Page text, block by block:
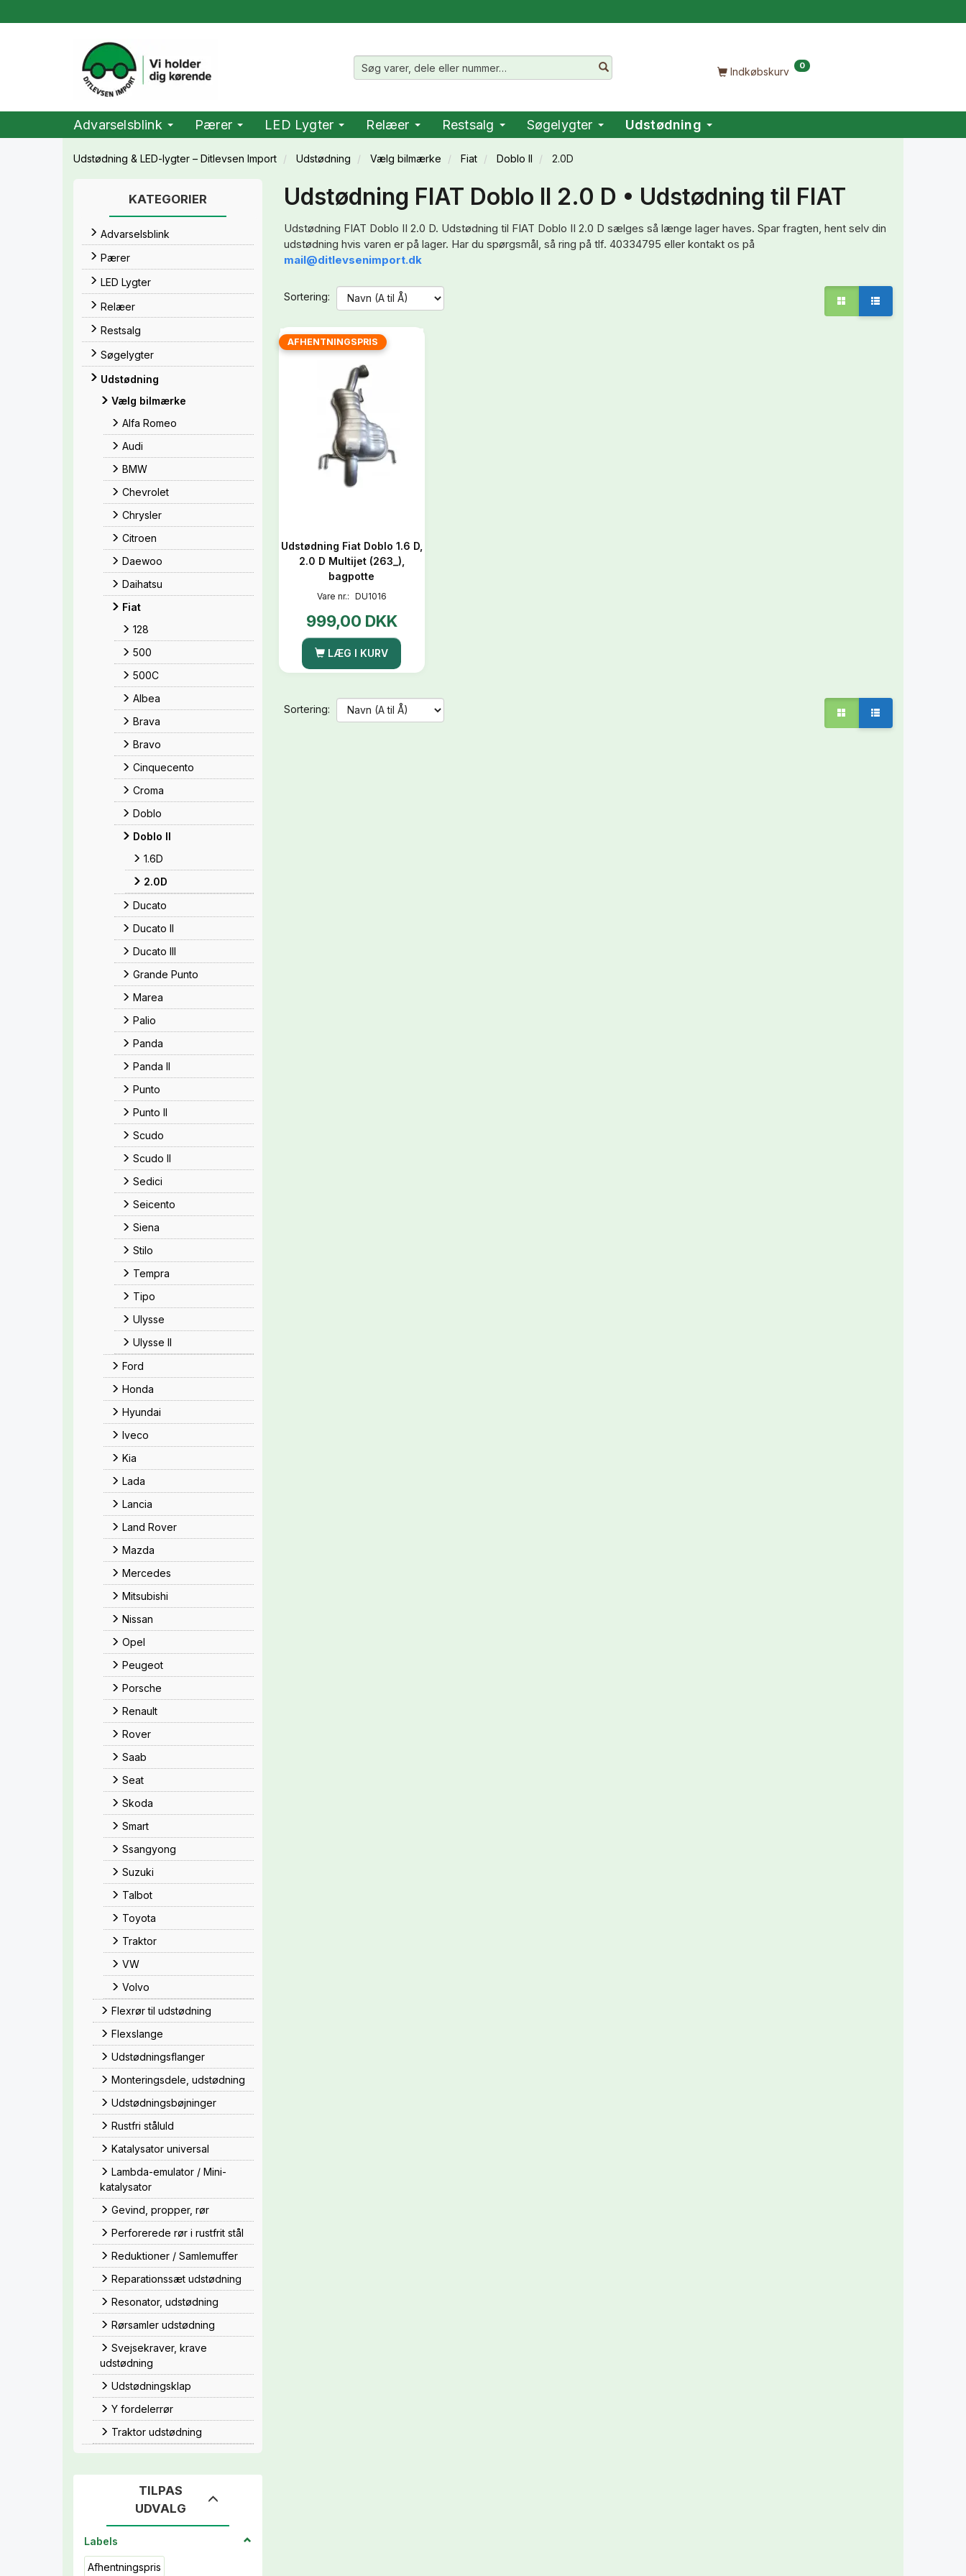
Indkøbskurv 0
Advarselsblink Pærer LED Lygter Relæer Restsalg Søgelygter Udstødning
Udstødning & LED-lygter – Ditlevsen Import Udstødning Vælg bilmærke Fiat Doblo II 2.0D
KATEGORIER
Advarselsblink
Pærer
LED Lygter
Relæer
Restsalg
Søgelygter
Udstødning
Vælg bilmærke
Alfa Romeo
Audi
BMW
Chevrolet
Chrysler
Citroen
Daewoo
Daihatsu
Fiat
128
500
500C
Albea
Brava
Bravo
Cinquecento
Croma
Doblo
Doblo II
1.6D
2.0D
Ducato
Ducato II
Ducato III
Grande Punto
Marea
Palio
Panda
Panda II
Punto
Punto II
Scudo
Scudo II
Sedici
Seicento
Siena
Stilo
Tempra
Tipo
Ulysse
Ulysse II
Ford
Honda
Hyundai
Iveco
Kia
Lada
Lancia
Land Rover
Mazda
Mercedes
Mitsubishi
Nissan
Opel
Peugeot
Porsche
Renault
Rover
Saab
Seat
Skoda
Smart
Ssangyong
Suzuki
Talbot
Toyota
Traktor
VW
Volvo
Flexrør til udstødning
Flexslange
Udstødningsflanger
Monteringsdele, udstødning
Udstødningsbøjninger
Rustfri ståluld
Katalysator universal
Lambda-emulator / Mini-
katalysator
Gevind, propper, rør
Perforerede rør i rustfrit stål
Reduktioner / Samlemuffer
Reparationssæt udstødning
Resonator, udstødning
Rørsamler udstødning
Svejsekraver, krave
udstødning
Udstødningsklap
Y fordelerrør
Traktor udstødning
TILPAS
UDVALG
Labels
Afhentningspris
Udstødning FIAT Doblo II 2.0 D • Udstødning til FIAT
Udstødning FIAT Doblo II 2.0 D. Udstødning til FIAT Doblo II 2.0 D sælges så længe lager haves. Spar fragten, hent selv din
udstødning hvis varen er på lager. Har du spørgsmål, så ring på tlf. 40334795 eller kontakt os på
mail@ditlevsenimport.dk
Sortering:
AFHENTNINGSPRIS
Udstødning Fiat Doblo 1.6 D,
2.0 D Multijet (263_),
bagpotte
Vare nr.: DU1016
999,00 DKK
LÆG I KURV
Sortering: